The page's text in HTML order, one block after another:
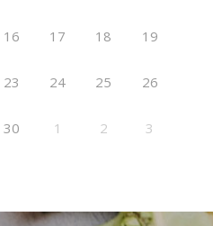
16 17 18 19
23 24 25 26
30 1 2 3